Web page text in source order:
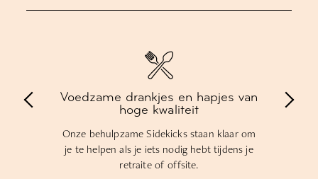
Technologie die ondersteunt
Snelle, betrouwbare Wi-Fi en alle
audiovisuele apparatuur die je nodig hebt
voor elk type on- offline of hybride
evenement, inclusief technische